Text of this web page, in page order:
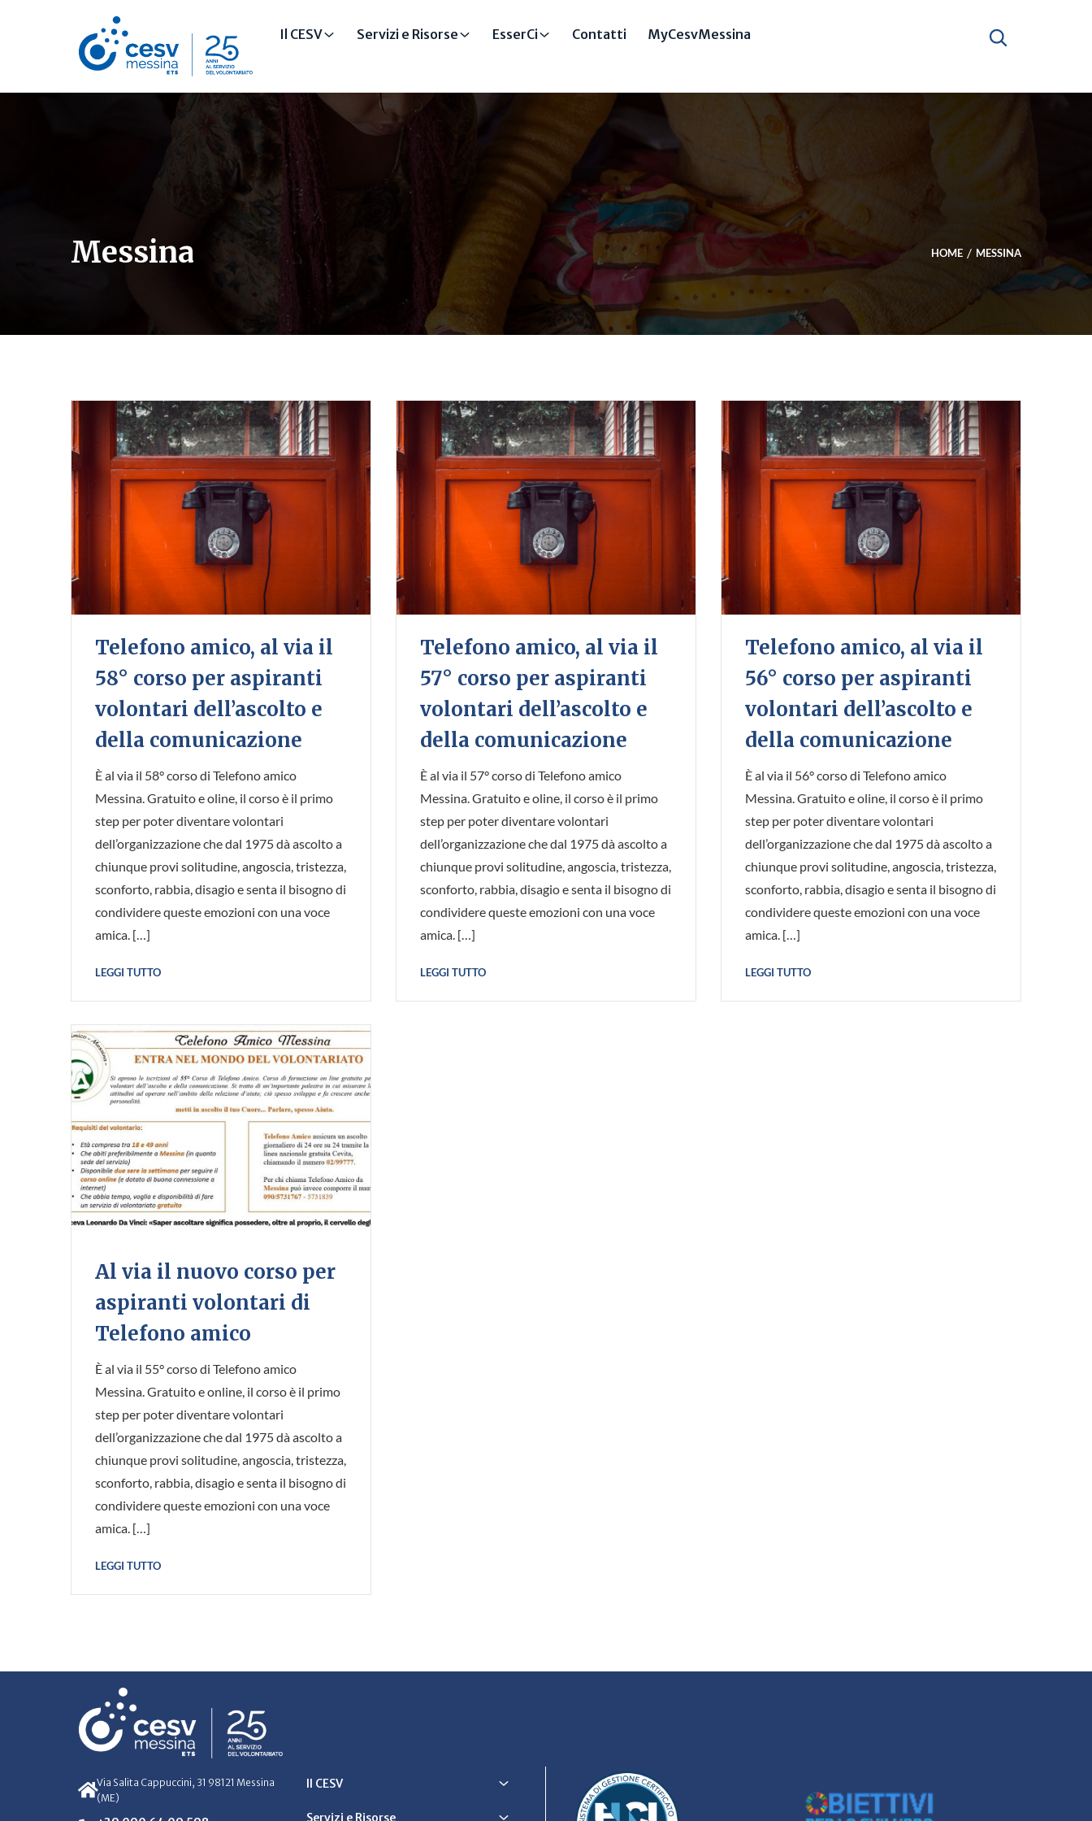
Il CESV Servizi e Risorse EsserCi Contatti MyCesvMessina
Messina HOME MESSINA
Telefono amico, al via il
58° corso per aspiranti
volontari dell’ascolto e
della comunicazione
È al via il 58° corso di Telefono amico
Messina. Gratuito e oline, il corso è il primo
step per poter diventare volontari
dell’organizzazione che dal 1975 dà ascolto a
chiunque provi solitudine, angoscia, tristezza,
sconforto, rabbia, disagio e senta il bisogno di
condividere queste emozioni con una voce
amica. […]
LEGGI TUTTO
Telefono amico, al via il
57° corso per aspiranti
volontari dell’ascolto e
della comunicazione
È al via il 57° corso di Telefono amico
Messina. Gratuito e oline, il corso è il primo
step per poter diventare volontari
dell’organizzazione che dal 1975 dà ascolto a
chiunque provi solitudine, angoscia, tristezza,
sconforto, rabbia, disagio e senta il bisogno di
condividere queste emozioni con una voce
amica. […]
LEGGI TUTTO
Telefono amico, al via il
56° corso per aspiranti
volontari dell’ascolto e
della comunicazione
È al via il 56° corso di Telefono amico
Messina. Gratuito e oline, il corso è il primo
step per poter diventare volontari
dell’organizzazione che dal 1975 dà ascolto a
chiunque provi solitudine, angoscia, tristezza,
sconforto, rabbia, disagio e senta il bisogno di
condividere queste emozioni con una voce
amica. […]
LEGGI TUTTO
Al via il nuovo corso per
aspiranti volontari di
Telefono amico
È al via il 55° corso di Telefono amico
Messina. Gratuito e online, il corso è il primo
step per poter diventare volontari
dell’organizzazione che dal 1975 dà ascolto a
chiunque provi solitudine, angoscia, tristezza,
sconforto, rabbia, disagio e senta il bisogno di
condividere queste emozioni con una voce
amica. […]
LEGGI TUTTO
Via Salita Cappuccini, 31 98121 Messina
(ME)
Il CESV
Servizi e Risorse